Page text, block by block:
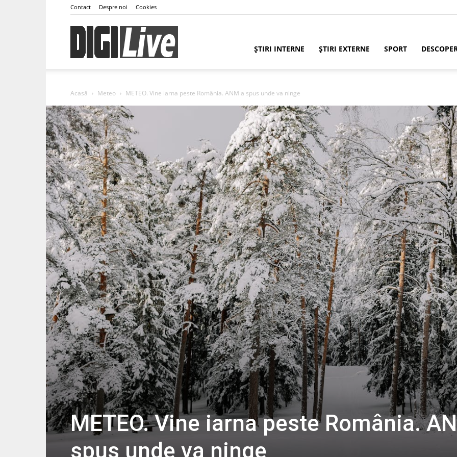
Contact Despre noi Cookies
ȘTIRI INTERNE ȘTIRI EXTERNE SPORT
Acasă Meteo METEO. Vine iarna peste România. ANM a spus unde va ninge
METEO. Vine iarna peste România.
spus unde va ninge